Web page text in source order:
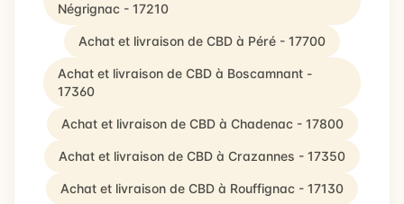
Négrignac - 17210
Achat et livraison de CBD à Péré - 17700
Achat et livraison de CBD à Boscamnant -
17360
Achat et livraison de CBD à Chadenac - 17800
Achat et livraison de CBD à Crazannes - 17350
Achat et livraison de CBD à Rouffignac - 17130